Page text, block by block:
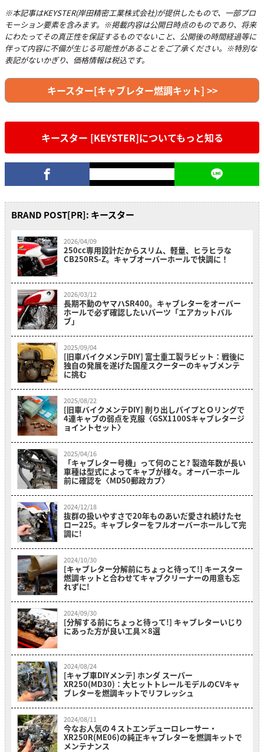
※本記事はKEYSTER(岸田精密工業株式会社)が提供したもので、一部プロ
モーション要素を含みます。※掲載内容は公開日時点のものであり、将来
にわたってその真正性を保証するものでないこと、公開後の時間経過等に
伴って内容に不備が生じる可能性があることをご了承ください。※特別な
表記がないかぎり、価格情報は税込です。
キースター[キャブレター燃調キット] >>
キースター [KEYSTER]についてもっと知る
BRAND POST[PR]: キースター
2026/04/09
250cc専用設計だからスリム、軽量、ヒラヒラな
CB250RS-Z。キャブオーバーホールで快調に！
2026/03/12
長期不動のヤマハSR400。キャブレターをオーバー
ホールで必ず確認したいパーツ「エアカットバル
ブ」
2025/09/04
[旧車バイクメンテDIY] 富士重工製ラビット：戦後に
独自の発展を遂げた国産スクーターのキャブメンテ
に挑む
2025/08/22
[旧車バイクメンテDIY] 削り出しパイプとＯリングで
4連キャブの弱点を克服〈GSX1100Sキャブレタージ
ョイントセット〉
2025/04/16
「キャブレター号機」って何のこと? 製造年数が長い
車種は型式によってキャブが様々。オーバーホール
前に確認を〈MD50郵政カブ〉
2024/12/18
抜群の扱いやすさで20年ものあいだ愛され続けたセ
ロー225。キャブレターをフルオーバーホールして完
調に!
2024/10/30
[キャブレター分解前にちょっと待って!] キースター
燃調キットと合わせてキャブクリーナーの用意も忘
れずに!
2024/09/30
[分解する前にちょっと待って!] キャブレターいじり
にあった方が良い工具×8選
2024/08/24
[キャブ車DIYメンテ] ホンダ スーパー
XR250(MD30)：大ヒットトレールモデルのCVキャ
ブレターを燃調キットでリフレッシュ
2024/08/11
今なお人気の４ストエンデューロレーサー・
XR250R(ME06)の純正キャブレターを燃調キットで
メンテナンス